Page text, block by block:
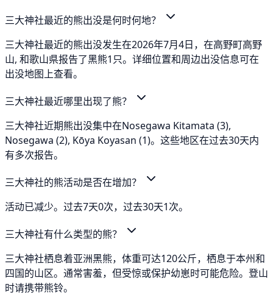
三大神社最近的熊出没是何时何地？
三大神社最近的熊出没发生在2026年7月4日，在高野町高野
山, 和歌山県报告了黑熊1只。详细位置和周边出没信息可在
出没地图上查看。
三大神社最近哪里出现了熊？
三大神社近期熊出没集中在Nosegawa Kitamata (3),
Nosegawa (2), Kōya Koyasan (1)。这些地区在过去30天内
有多次报告。
三大神社的熊活动是否在增加？
活动已减少。过去7天0次，过去30天1次。
三大神社有什么类型的熊？
三大神社栖息着亚洲黑熊，体重可达120公斤，栖息于本州和
四国的山区。通常害羞，但受惊或保护幼崽时可能危险。登山
时请携带熊铃。